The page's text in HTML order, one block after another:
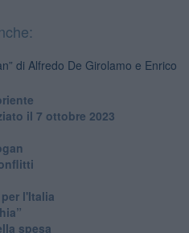
di Alfredo De Girolamo e Enrico
il 7 ottobre 2023
l'Italia
spesa